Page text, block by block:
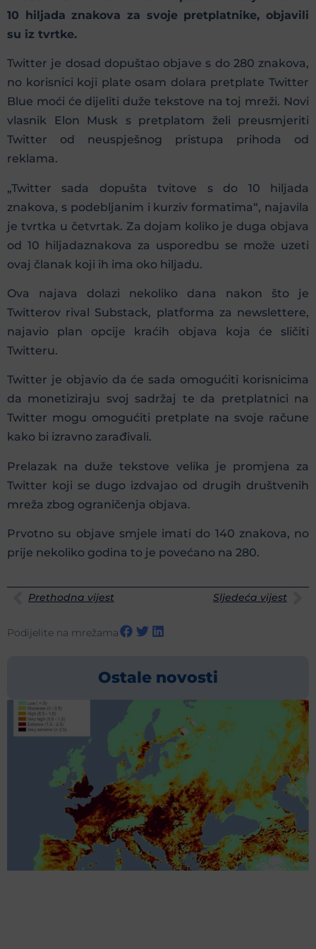
10 hiljada znakova za svoje pretplatnike, objavili
su iz tvrtke.
Twitter je dosad dopuštao objave s do 280 znakova,
no korisnici koji plate osam dolara pretplate Twitter
Blue moći će dijeliti duže tekstove na toj mreži. Novi
vlasnik Elon Musk s pretplatom želi preusmjeriti
Twitter od neuspješnog pristupa prihoda od
reklama.
„Twitter sada dopušta tvitove s do 10 hiljada
znakova, s podebljanim i kurziv formatima“, najavila
je tvrtka u četvrtak. Za dojam koliko je duga objava
od 10 hiljadaznakova za usporedbu se može uzeti
ovaj članak koji ih ima oko hiljadu.
Ova najava dolazi nekoliko dana nakon što je
Twitterov rival Substack, platforma za newslettere,
najavio plan opcije kraćih objava koja će sličiti
Twitteru.
Twitter je objavio da će sada omogućiti korisnicima
da monetiziraju svoj sadržaj te da pretplatnici na
Twitter mogu omogućiti pretplate na svoje račune
kako bi izravno zarađivali.
Prelazak na duže tekstove velika je promjena za
Twitter koji se dugo izdvajao od drugih društvenih
mreža zbog ograničenja objava.
Prvotno su objave smjele imati do 140 znakova, no
prije nekoliko godina to je povećano na 280.
Prethodna vijest Sljedeća vijest
Podijelite na mrežama
Ostale novosti